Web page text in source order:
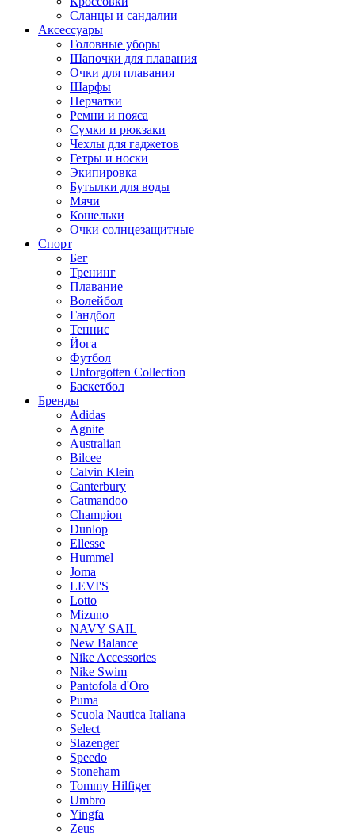
Сланцы и сандалии
Аксессуары
Головные уборы
Шапочки для плавания
Очки для плавания
Шарфы
Перчатки
Ремни и пояса
Сумки и рюкзаки
Чехлы для гаджетов
Гетры и носки
Экипировка
Бутылки для воды
Мячи
Кошельки
Очки солнцезащитные
Спорт
Бег
Тренинг
Плавание
Волейбол
Гандбол
Теннис
Йога
Футбол
Unforgotten Collection
Баскетбол
Бренды
Adidas
Agnite
Australian
Bilcee
Calvin Klein
Canterbury
Catmandoo
Champion
Dunlop
Ellesse
Hummel
Joma
LEVI'S
Lotto
Mizuno
NAVY SAIL
New Balance
Nike Accessories
Nike Swim
Pantofola d'Oro
Puma
Scuola Nautica Italiana
Select
Slazenger
Speedo
Stoneham
Tommy Hilfiger
Umbro
Yingfa
Zeus